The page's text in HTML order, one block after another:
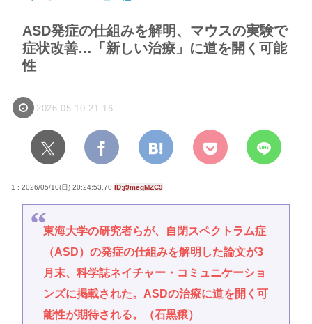
ASD発症の仕組みを解明、マウスの実験で
症状改善…「新しい治療」に道を開く可能
性
2026.05.10 21:16
1 : 2026/05/10(日) 20:24:53.70 ID:j9meqMZC9
東海大学の研究者らが、自閉スペクトラム症
（ASD）の発症の仕組みを解明した論文が3
月末、科学誌ネイチャー・コミュニケーショ
ンズに掲載された。ASDの治療に道を開く可
能性が期待される。（石黒穣）